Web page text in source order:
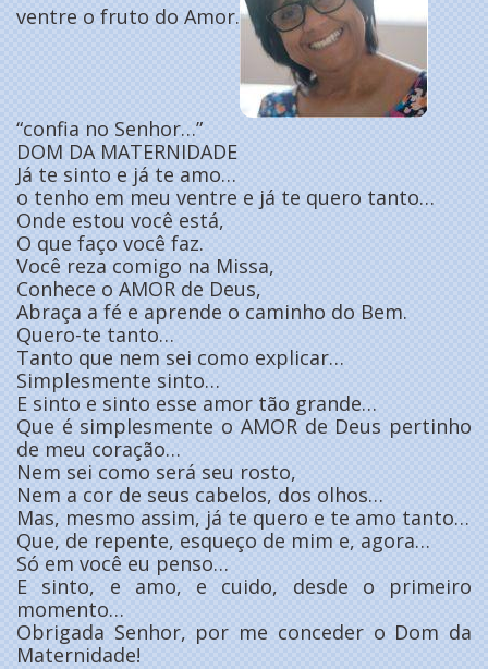
ventre o fruto do Amor.
“confia no Senhor…”
DOM DA MATERNIDADE
Já te sinto e já te amo…
o tenho em meu ventre e já te quero tanto…
Onde estou você está,
O que faço você faz.
Você reza comigo na Missa,
Conhece o AMOR de Deus,
Abraça a fé e aprende o caminho do Bem.
Quero-te tanto…
Tanto que nem sei como explicar…
Simplesmente sinto…
E sinto e sinto esse amor tão grande…
Que é simplesmente o AMOR de Deus pertinho
de meu coração…
Nem sei como será seu rosto,
Nem a cor de seus cabelos, dos olhos…
Mas, mesmo assim, já te quero e te amo tanto…
Que, de repente, esqueço de mim e, agora…
Só em você eu penso…
E sinto, e amo, e cuido, desde o primeiro
momento…
Obrigada Senhor, por me conceder o Dom da
Maternidade!